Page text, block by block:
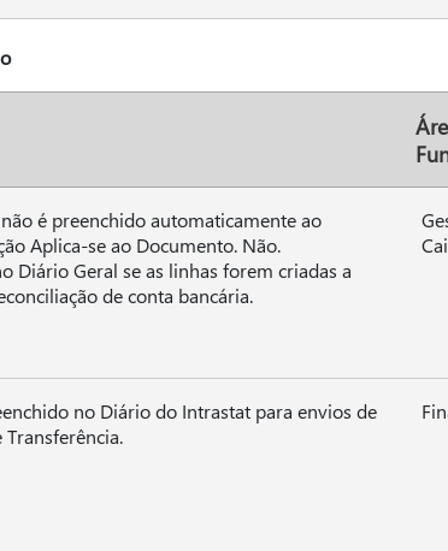
é preenchido automaticamente ao
Aplica-se ao Documento. Não.
Diário Geral se as linhas forem criadas a
de conta bancária.
no Diário do Intrastat para envios de
Transferência.